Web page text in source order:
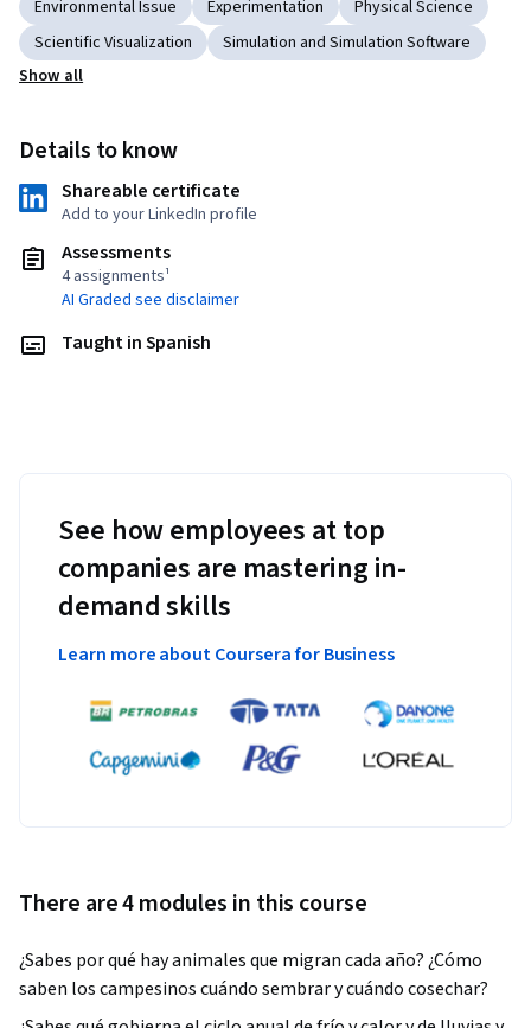
Environmental Issue Experimentation
Physical Science
Scientific Visualization
Simulation and Simulation Software
Show all
Details to know
Shareable certificate
Add to your LinkedIn profile
Assessments
4 assignments¹
AI Graded see disclaimer
Taught in Spanish
See how employees at top
companies are mastering in-
demand skills
Learn more about Coursera for Business
There are 4 modules in this course
¿Sabes por qué hay animales que migran cada año? ¿Cómo
saben los campesinos cuándo sembrar y cuándo cosechar?